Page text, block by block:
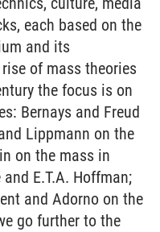
each based on the
and its
of mass theories
the focus is on
Bernays and Freud
Lippmann on the
on the mass in
E.T.A. Hoffman;
and Adorno on the
go further to the